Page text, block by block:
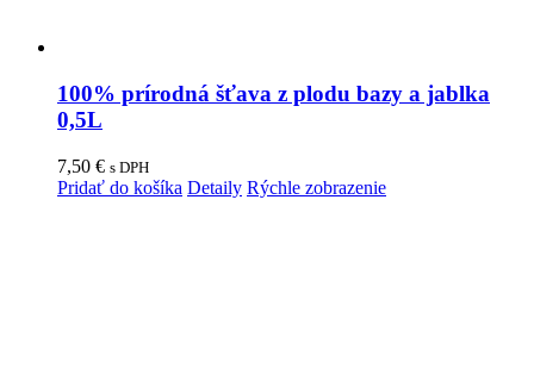
100% prírodná šťava z plodu bazy a jablka
0,5L
7,50 € s DPH
Pridať do košíka Detaily Rýchle zobrazenie